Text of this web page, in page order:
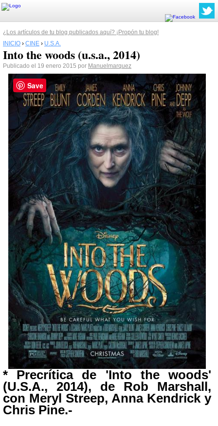
¿Los artículos de tu blog publicados aquí? ¡Propón tu blog!
INICIO › CINE › U.S.A.
Into the woods (u.s.a., 2014)
Publicado el 19 enero 2015 por Manuelmarquez
* Precrítica de 'Into the woods'
(U.S.A., 2014), de Rob Marshall,
con Meryl Streep, Anna Kendrick y
Chris Pine.-
Save